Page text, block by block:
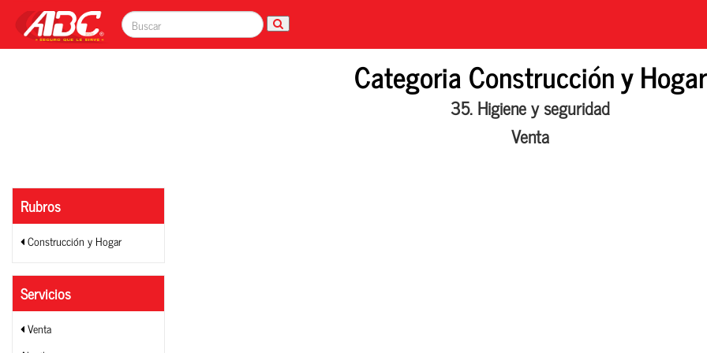
Categoria Construcción y Hogar
35. Higiene y seguridad
Venta
Rubros
Construcción y Hogar
Servicios
Venta